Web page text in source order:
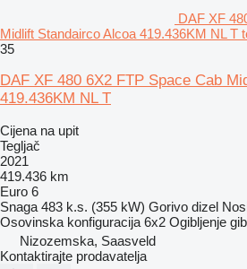
DAF XF
Midlift Standairco Alcoa 419.436KM NL T
35
DAF XF 480 6X2 FTP Space Cab
419.436KM NL T
Cijena na upit
Tegljač
2021
419.436 km
Euro 6
Snaga 483 k.s. (355 kW) Gorivo dizel
Osovinska konfiguracija 6x2 Ogibljenje
Nizozemska, Saasveld
Kontaktirajte prodavatelja